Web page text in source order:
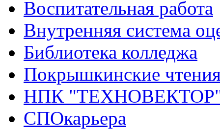
Воспитательная работа
Внутренняя система
Библиотека колледжа
Покрышкинские
НПК
СПОкарьера